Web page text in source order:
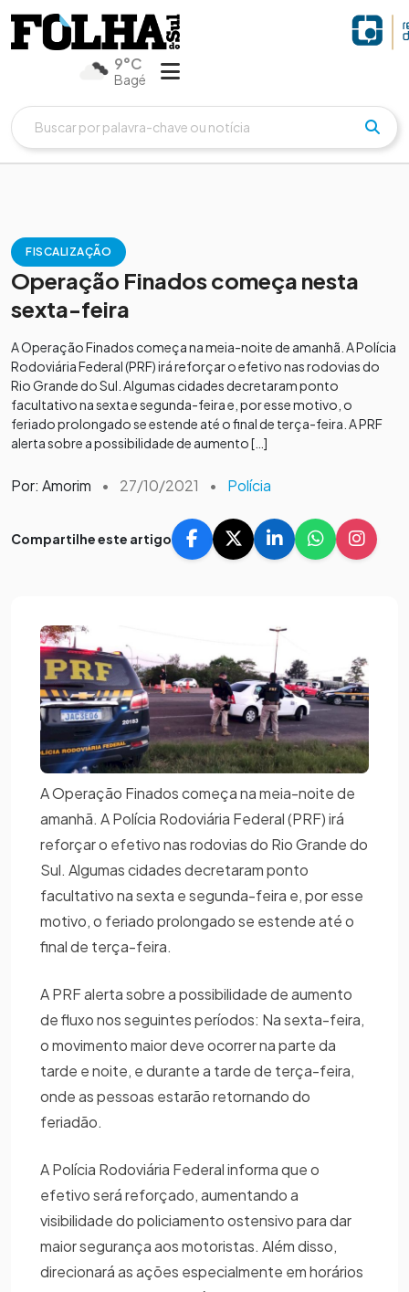
9°C
Bagé
FISCALIZAÇÃO
Operação Finados começa nesta
sexta-feira
A Operação Finados começa na meia-noite de amanhã. A Polícia
Rodoviária Federal (PRF) irá reforçar o efetivo nas rodovias do
Rio Grande do Sul. Algumas cidades decretaram ponto
facultativo na sexta e segunda-feira e, por esse motivo, o
feriado prolongado se estende até o final de terça-feira. A PRF
alerta sobre a possibilidade de aumento […]
Por: Amorim • 27/10/2021 • Polícia
Compartilhe este artigo
A Operação Finados começa na meia-noite de
amanhã. A Polícia Rodoviária Federal (PRF) irá
reforçar o efetivo nas rodovias do Rio Grande do
Sul. Algumas cidades decretaram ponto
facultativo na sexta e segunda-feira e, por esse
motivo, o feriado prolongado se estende até o
final de terça-feira.
A PRF alerta sobre a possibilidade de aumento
de fluxo nos seguintes períodos: Na sexta-feira,
o movimento maior deve ocorrer na parte da
tarde e noite, e durante a tarde de terça-feira,
onde as pessoas estarão retornando do
feriadão.
A Polícia Rodoviária Federal informa que o
efetivo será reforçado, aumentando a
visibilidade do policiamento ostensivo para dar
maior segurança aos motoristas. Além disso,
direcionará as ações especialmente em horários